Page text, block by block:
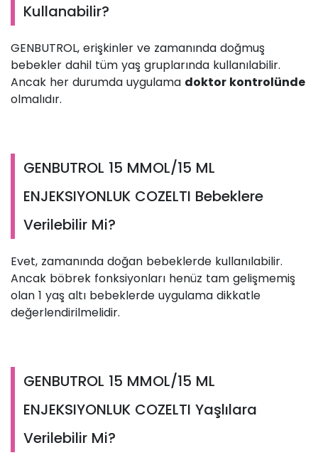
Kullanabilir?
GENBUTROL, erişkinler ve zamanında doğmuş
bebekler dahil tüm yaş gruplarında kullanılabilir.
Ancak her durumda uygulama doktor kontrolünde
olmalıdır.
GENBUTROL 15 MMOL/15 ML
ENJEKSIYONLUK COZELTI Bebeklere
Verilebilir Mi?
Evet, zamanında doğan bebeklerde kullanılabilir.
Ancak böbrek fonksiyonları henüz tam gelişmemiş
olan 1 yaş altı bebeklerde uygulama dikkatle
değerlendirilmelidir.
GENBUTROL 15 MMOL/15 ML
ENJEKSIYONLUK COZELTI Yaşlılara
Verilebilir Mi?